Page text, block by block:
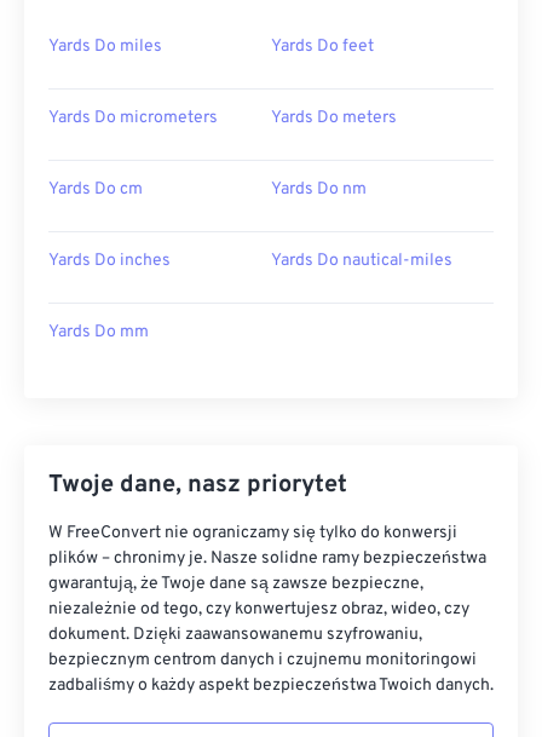
Yards Do miles Yards Do feet
Yards Do micrometers Yards Do meters
Yards Do cm Yards Do nm
Yards Do inches Yards Do nautical-miles
Yards Do mm
Twoje dane, nasz priorytet
W FreeConvert nie ograniczamy się tylko do konwersji
plików – chronimy je. Nasze solidne ramy bezpieczeństwa
gwarantują, że Twoje dane są zawsze bezpieczne,
niezależnie od tego, czy konwertujesz obraz, wideo, czy
dokument. Dzięki zaawansowanemu szyfrowaniu,
bezpiecznym centrom danych i czujnemu monitoringowi
zadbaliśmy o każdy aspekt bezpieczeństwa Twoich danych.